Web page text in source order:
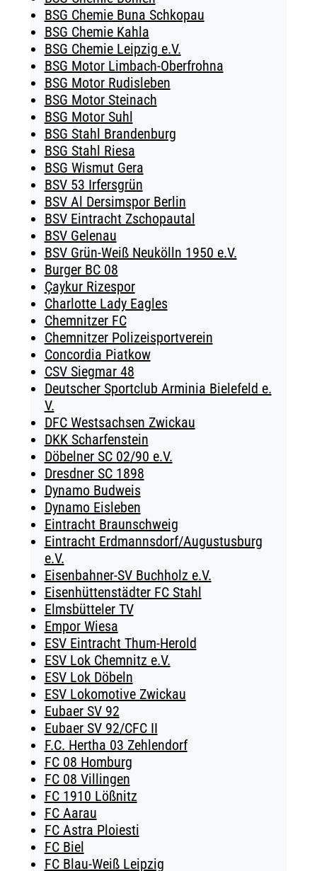
BSG Chemie Buna Schkopau
BSG Chemie Kahla
BSG Chemie Leipzig e.V.
BSG Motor Limbach-Oberfrohna
BSG Motor Rudisleben
BSG Motor Steinach
BSG Motor Suhl
BSG Stahl Brandenburg
BSG Stahl Riesa
BSG Wismut Gera
BSV 53 Irfersgrün
BSV Al Dersimspor Berlin
BSV Eintracht Zschopautal
BSV Gelenau
BSV Grün-Weiß Neukölln 1950 e.V.
Burger BC 08
Çaykur Rizespor
Charlotte Lady Eagles
Chemnitzer FC
Chemnitzer Polizeisportverein
Concordia Piatkow
CSV Siegmar 48
Deutscher Sportclub Arminia Bielefeld e.
V.
DFC Westsachsen Zwickau
DKK Scharfenstein
Döbelner SC 02/90 e.V.
Dresdner SC 1898
Dynamo Budweis
Dynamo Eisleben
Eintracht Braunschweig
Eintracht Erdmannsdorf/Augustusburg
e.V.
Eisenbahner-SV Buchholz e.V.
Eisenhüttenstädter FC Stahl
Elmsbütteler TV
Empor Wiesa
ESV Eintracht Thum-Herold
ESV Lok Chemnitz e.V.
ESV Lok Döbeln
ESV Lokomotive Zwickau
Eubaer SV 92
Eubaer SV 92/CFC II
F.C. Hertha 03 Zehlendorf
FC 08 Homburg
FC 08 Villingen
FC 1910 Lößnitz
FC Aarau
FC Astra Ploiesti
FC Biel
FC Blau-Weiß Leipzig